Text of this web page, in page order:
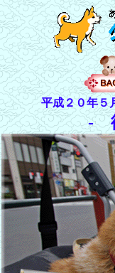
平成２０年５
-